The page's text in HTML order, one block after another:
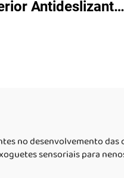
Antideslizante
no desenvolvemento
sensoriais para